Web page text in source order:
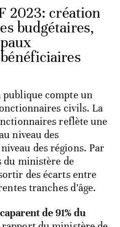
2023: création
budgétaires,
compte un
civils. La
reflète une
niveau des
des régions. Par
du ministère de
des écarts entre
tranches d’âge.
de 91% du